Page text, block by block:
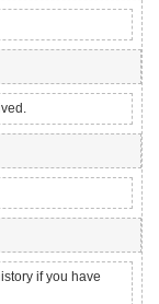
if you have